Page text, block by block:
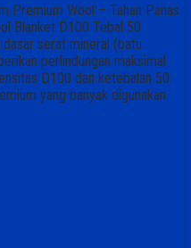
Premium Wool – Tahan Panas
Blanket D100 Tebal 50
serat mineral (batu
perlindungan maksimal
D100 dan ketebalan 50
yang banyak digunakan